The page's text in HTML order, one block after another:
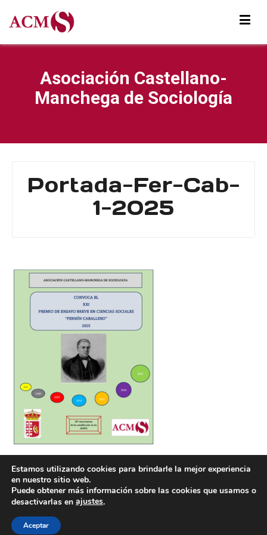
Asociación Castellano-
Manchega de Sociología
Portada-Fer-Cab-
1-2025
POLÍTICA DE COOKIES POLÍTICA DE PRIVACIDAD
© 2026 ACMS.
Estamos utilizando cookies para brindarle la mejor experiencia
en nuestro sitio web.
Puede obtener más información sobre las cookies que usamos o
desactivarlas en ajustes.
Aceptar